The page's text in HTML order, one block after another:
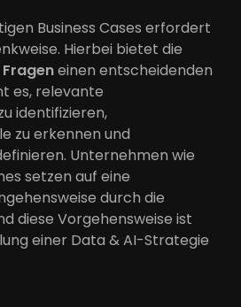
Business Cases erfordert
Hierbei bietet die
einen entscheidenden
es, relevante
identifizieren,
zu erkennen und
Unternehmen wie
setzen auf eine
durch die
diese Vorgehensweise ist
einer Data & AI-Strategie